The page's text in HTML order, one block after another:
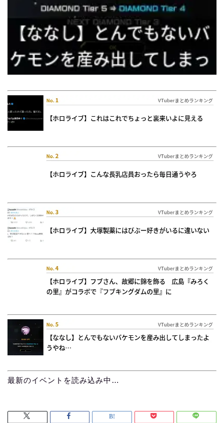
最新のイベントを読み込み中…